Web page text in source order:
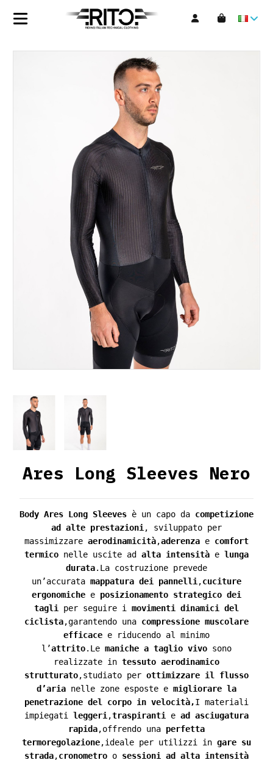
Ares Long Sleeves Nero
Body Ares Long Sleeves è un capo da competizione
ad alte prestazioni , sviluppato per
massimizzare aerodinamicità,aderenza e comfort
termico nelle uscite ad alta intensità e lunga
durata.La costruzione prevede
un’accurata mappatura dei pannelli ,cuciture
ergonomiche e posizionamento strategico dei
tagli
per seguire i
movimenti dinamici del
ciclista,garantendo una compressione muscolare
efficace e riducendo al minimo
l’attrito.Le maniche a taglio vivo sono
realizzate in tessuto aerodinamico
strutturato,studiato per ottimizzare il flusso
d’aria nelle zone esposte e migliorare la
penetrazione del corpo in velocità,I materiali
impiegati leggeri ,traspiranti e ad asciugatura
rapida,offrendo una perfetta
termoregolazione,ideale per utilizzi in gare su
strada,cronometro o sessioni ad alta intensità